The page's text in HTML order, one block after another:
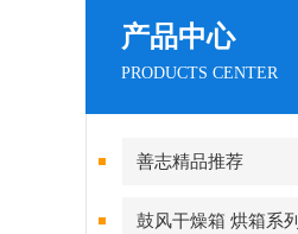
产品中心
PRODUCTS CENTER
善志精品推荐
鼓风干燥箱 烘箱系列